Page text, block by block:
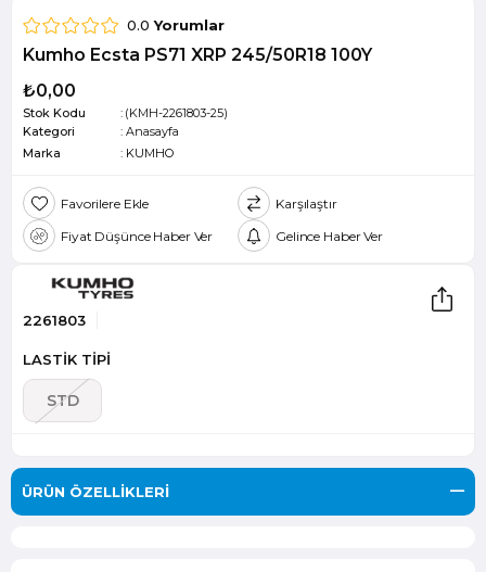
0.0 Yorumlar
Kumho Ecsta PS71 XRP 245/50R18 100Y
₺0,00
Stok Kodu
(KMH-2261803-25)
Kategori
: Anasayfa
Marka
: KUMHO
Favorilere Ekle
Karşılaştır
Fiyat Düşünce Haber Ver
Gelince Haber Ver
2261803
LASTİK TİPİ
STD
ÜRÜN ÖZELLIKLERI